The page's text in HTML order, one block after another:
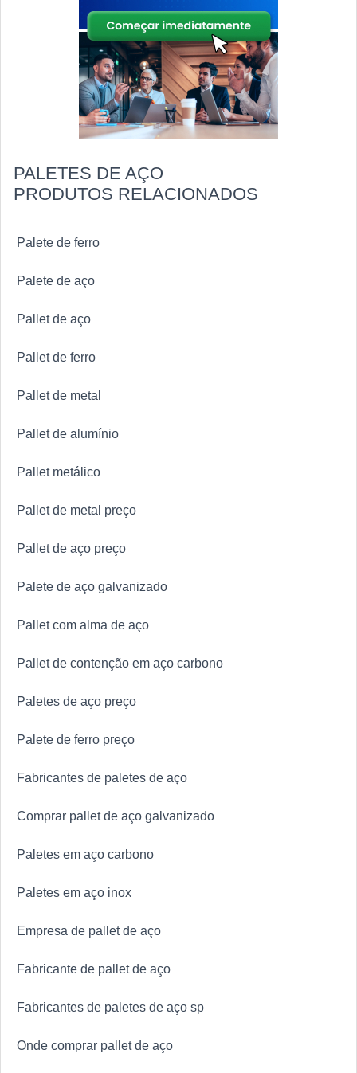
PALETES DE AÇO
PRODUTOS RELACIONADOS
Palete de ferro
Palete de aço
Pallet de aço
Pallet de ferro
Pallet de metal
Pallet de alumínio
Pallet metálico
Pallet de metal preço
Pallet de aço preço
Palete de aço galvanizado
Pallet com alma de aço
Pallet de contenção em aço carbono
Paletes de aço preço
Palete de ferro preço
Fabricantes de paletes de aço
Comprar pallet de aço galvanizado
Paletes em aço carbono
Paletes em aço inox
Empresa de pallet de aço
Fabricante de pallet de aço
Fabricantes de paletes de aço sp
Onde comprar pallet de aço